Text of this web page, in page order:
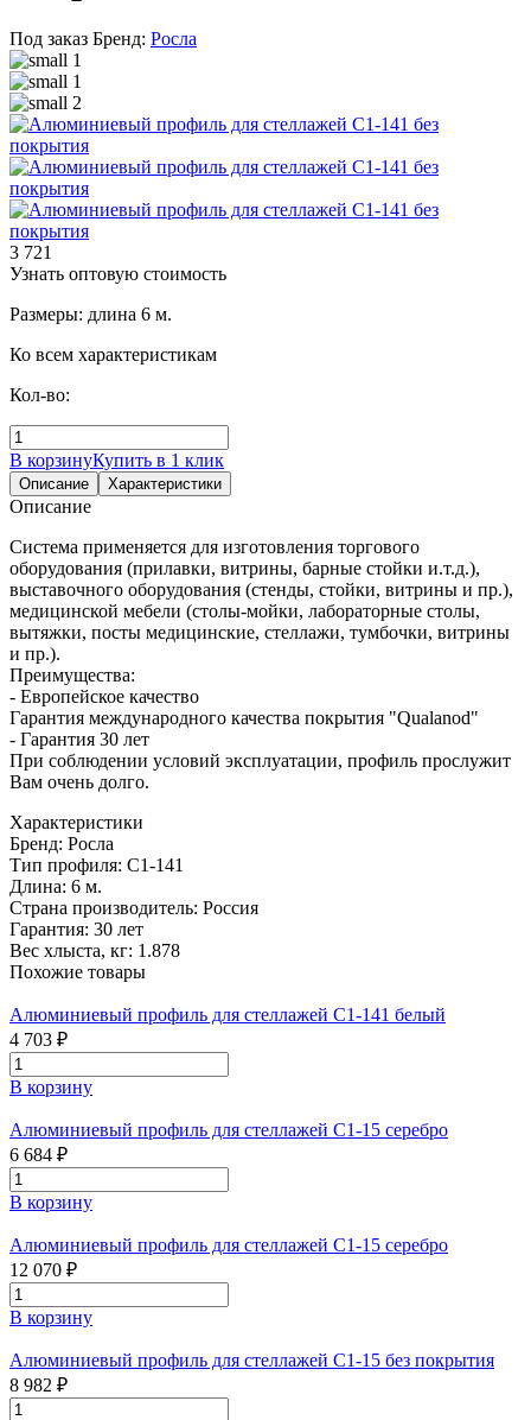
Под заказ Бренд: Росла
3 721
Узнать оптовую стоимость
Размеры: длина 6 м.
Ко всем характеристикам
Кол-во:
В корзинуКупить в 1 клик
Описание Характеристики
Описание
Система применяется для изготовления торгового
оборудования (прилавки, витрины, барные стойки и.т.д.),
выставочного оборудования (стенды, стойки, витрины и пр.),
медицинской мебели (столы-мойки, лабораторные столы,
вытяжки, посты медицинские, стеллажи, тумбочки, витрины
и пр.).
Преимущества:
- Европейское качество
Гарантия международного качества покрытия "Qualanod"
- Гарантия 30 лет
При соблюдении условий эксплуатации, профиль прослужит
Вам очень долго.
Характеристики
Бренд: Росла
Тип профиля: С1-141
Длина: 6 м.
Страна производитель: Россия
Гарантия: 30 лет
Вес хлыста, кг: 1.878
Похожие товары
Алюминиевый профиль для стеллажей С1-141 белый
4 703 ₽
В корзину
Алюминиевый профиль для стеллажей С1-15 серебро
6 684 ₽
В корзину
Алюминиевый профиль для стеллажей С1-15 серебро
12 070 ₽
В корзину
Алюминиевый профиль для стеллажей С1-15 без покрытия
8 982 ₽